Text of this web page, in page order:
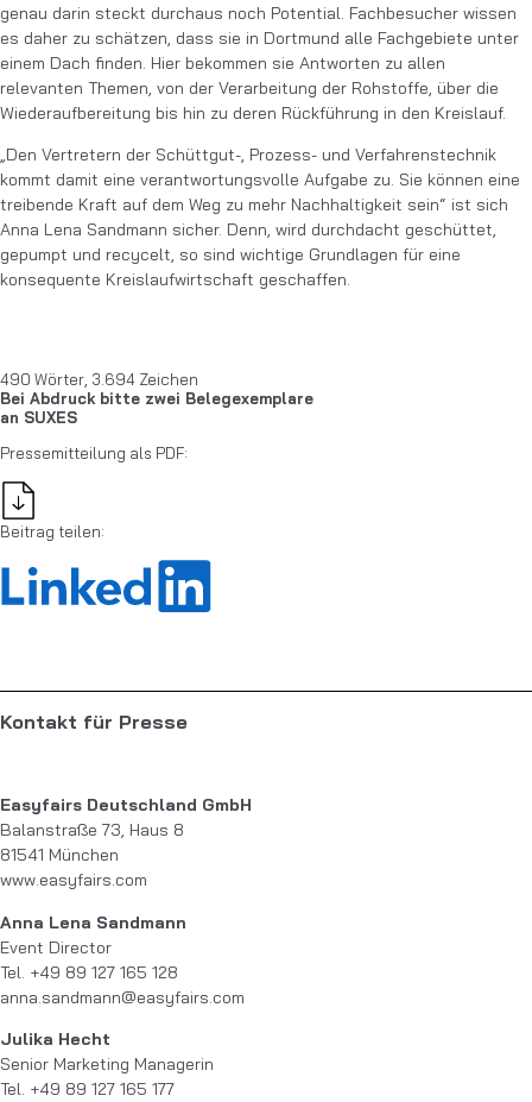
genau darin steckt durchaus noch Potential. Fachbesucher wissen
es daher zu schätzen, dass sie in Dortmund alle Fachgebiete unter
einem Dach finden. Hier bekommen sie Antworten zu allen
relevanten Themen, von der Verarbeitung der Rohstoffe, über die
Wiederaufbereitung bis hin zu deren Rückführung in den Kreislauf.
„Den Vertretern der Schüttgut-, Prozess- und Verfahrenstechnik
kommt damit eine verantwortungsvolle Aufgabe zu. Sie können eine
treibende Kraft auf dem Weg zu mehr Nachhaltigkeit sein“ ist sich
Anna Lena Sandmann sicher. Denn, wird durchdacht geschüttet,
gepumpt und recycelt, so sind wichtige Grundlagen für eine
konsequente Kreislaufwirtschaft geschaffen.
490 Wörter, 3.694 Zeichen
Bei Abdruck bitte zwei Belegexemplare
an SUXES
Pressemitteilung als PDF:
Beitrag teilen:
Kontakt für Presse
Easyfairs Deutschland GmbH
Balanstraße 73, Haus 8
81541 München
www.easyfairs.com
Anna Lena Sandmann
Event Director
Tel. +49 89 127 165 128
anna.sandmann@easyfairs.com
Julika Hecht
Senior Marketing Managerin
Tel. +49 89 127 165 177